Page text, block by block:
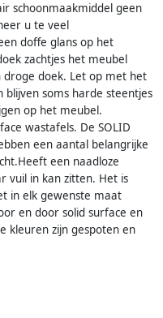
schoonmaakmiddel geen
u te veel
doffe glans op het
zachtjes het meubel
doek. Let op met het
blijven soms harde steentjes
op het meubel.
wastafels. De SOLID
een aantal belangrijke
een naadloze
vuil in kan zitten. Het is
in elk gewenste maat
en door solid surface en
kleuren zijn gespoten en